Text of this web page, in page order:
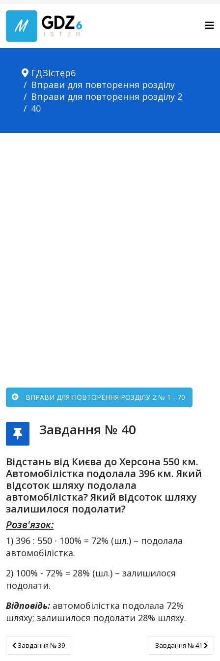
ГДЗІстер6
Вправи для повторення розділу
Вправи для повторення розділу 2
40
ВПРАВИ ДЛЯ ПОВТОРЕННЯ РОЗДІЛУ 2 № 1 - 70
Завдання № 40
Відстань від Києва до Херсона 550 км.
Автомобілістка подолала 396 км. Який
відсоток шляху подолала
автомобілістка? Який відсоток шляху
залишилося подолати?
Розв'язок:
1) 396 : 550 ∙ 100% = 72% (шл.) – подолала
автомобілістка.
2) 100% - 72% = 28% (шл.) – залишилося
подолати.
Відповідь: автомобілістка подолала 72%
шляху; залишилося подолати 28% шляху.
Завдання № 39
Завдання № 39 Завдання № 41
Завдання № 41